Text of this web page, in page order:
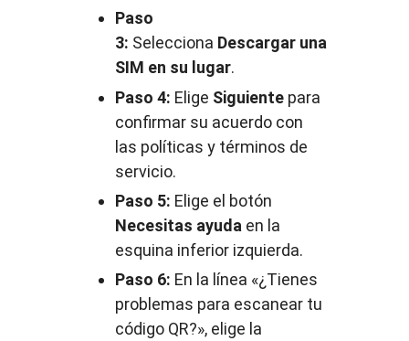
Paso
3: Selecciona Descargar una
SIM en su lugar.
Paso 4: Elige Siguiente para
confirmar su acuerdo con
las políticas y términos de
servicio.
Paso 5: Elige el botón
Necesitas ayuda en la
esquina inferior izquierda.
Paso 6: En la línea «¿Tienes
problemas para escanear tu
código QR?», elige la